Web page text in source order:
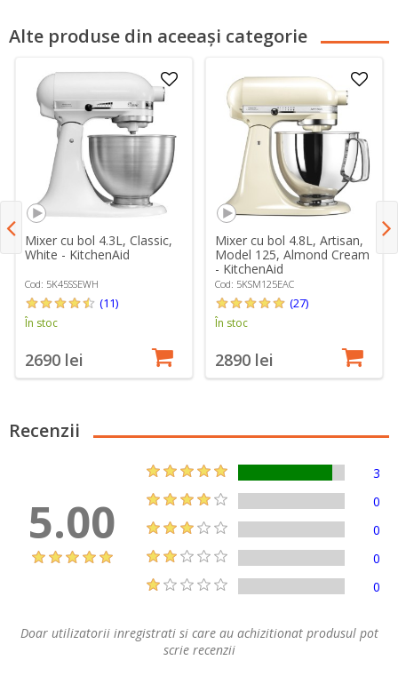
Alte produse din aceeași categorie
Mixer cu bol 4.3L, Classic,
White - KitchenAid
Cod: 5K45SSEWH
(11)
În stoc
2690 lei
Mixer cu bol 4.8L, Artisan,
Model 125, Almond Cream
- KitchenAid
Cod: 5KSM125EAC
(27)
În stoc
2890 lei
Recenzii
5.00
3
0
0
0
0
Doar utilizatorii inregistrati si care au achizitionat produsul pot
scrie recenzii